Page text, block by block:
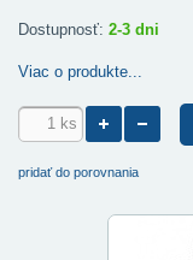
Dostupnosť: 2-3 dni
Viac o produkte...
pridať do porovnania